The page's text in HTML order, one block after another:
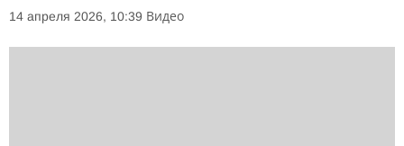
14 апреля 2026, 10:39 Видео